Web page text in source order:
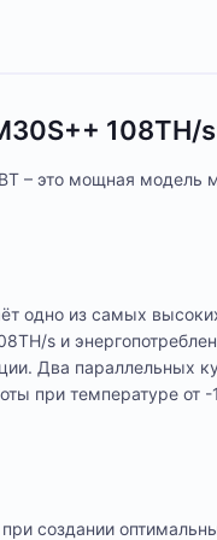
108TH/s
– это мощная модель
одно из самых
s и
Два параллельных
при температуре от
создании